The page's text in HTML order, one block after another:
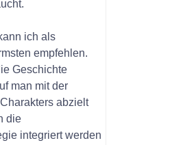
ich als
empfehlen.
Geschichte
man mit der
abzielt
die
integriert werden